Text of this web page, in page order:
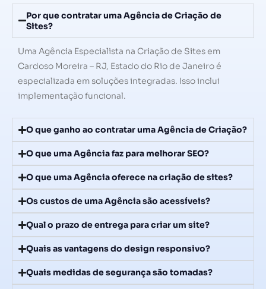
Por que contratar uma Agência de Criação de
Sites?
Uma Agência Especialista na Criação de Sites em
Cardoso Moreira – RJ, Estado do Rio de Janeiro é
especializada em soluções integradas. Isso inclui
implementação funcional.
O que ganho ao contratar uma Agência de Criação?
O que uma Agência faz para melhorar SEO?
O que uma Agência oferece na criação de sites?
Os custos de uma Agência são acessíveis?
Qual o prazo de entrega para criar um site?
Quais as vantagens do design responsivo?
Quais medidas de segurança são tomadas?